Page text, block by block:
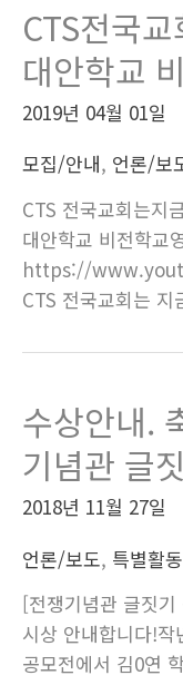
CTS전국
대안학교
2019년 04월 01일
모집/안내, 언론/보
CTS 전국교회는지
대안학교 비전학교
https://
CTS 전국교회는
수상안내.
기념관 글
2018년 11월 27일
언론/보도, 특별활동
[전쟁기념관 글짓
시상 안내합니다!
공모전에서 김0연